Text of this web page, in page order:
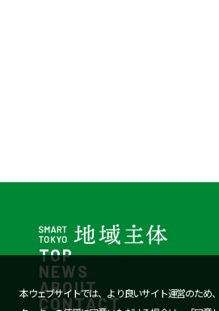
本ウェブサイトでは、より良いサイト運営のため
TOP
NEWS
ABOUT
CONTACT